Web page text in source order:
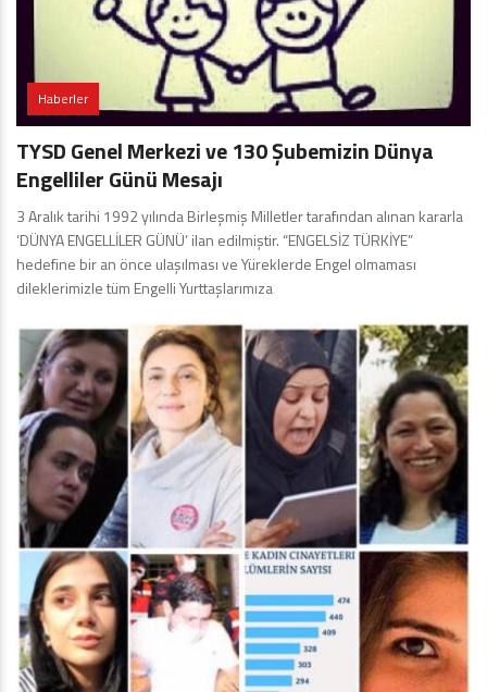
Haberler
TYSD Genel Merkezi ve 130 Şubemizin Dünya
Engelliler Günü Mesajı
3 Aralık tarihi 1992 yılında Birleşmiş Milletler tarafından alınan kararla
‘DÜNYA ENGELLİLER GÜNÜ’ ilan edilmiştir. “ENGELSİZ TÜRKİYE”
hedefine bir an önce ulaşılması ve Yüreklerde Engel olmaması
dileklerimizle tüm Engelli Yurttaşlarımıza